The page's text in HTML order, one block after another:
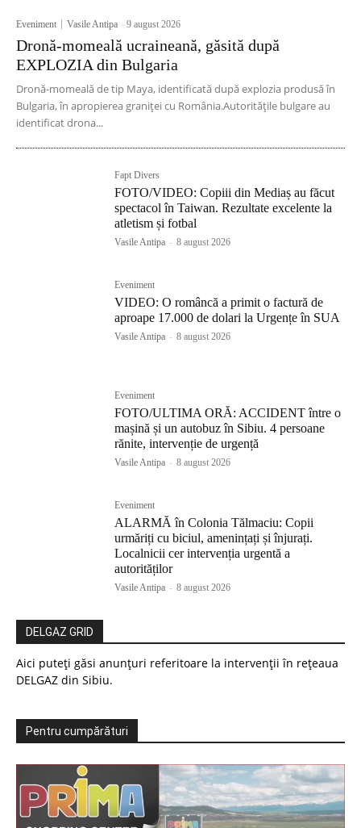
Eveniment Vasile Antipa -9 august 2026
Dronă-momeală ucraineană, găsită după
EXPLOZIA din Bulgaria
Dronă-momeală de tip Maya, identificată după explozia produsă în
Bulgaria, în apropierea graniței cu România.Autoritățile bulgare au
identificat drona...
Fapt Divers
FOTO/VIDEO: Copiii din Mediaș au făcut
spectacol în Taiwan. Rezultate excelente la
atletism și fotbal
Vasile Antipa - 8 august 2026
Eveniment
VIDEO: O româncă a primit o factură de
aproape 17.000 de dolari la Urgențe în SUA
Vasile Antipa - 8 august 2026
Eveniment
FOTO/ULTIMA ORĂ: ACCIDENT între o
mașină și un autobuz în Sibiu. 4 persoane
rănite, intervenție de urgență
Vasile Antipa - 8 august 2026
Eveniment
ALARMĂ în Colonia Tălmaciu: Copii
urmăriți cu biciul, amenințați și înjurați.
Localnicii cer intervenția urgentă a
autorităților
Vasile Antipa - 8 august 2026
DELGAZ GRID
Aici puteți găsi anunțuri referitoare la intervenții în rețeaua
DELGAZ din Sibiu.
Pentru cumpărături